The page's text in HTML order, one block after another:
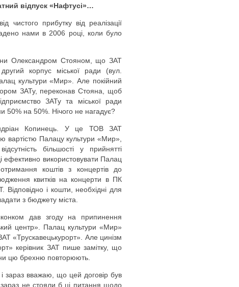
відпуск «Нафтусі»…
прибутку від реалізації
нами в 2006 році, коли було
Олександром Стояном, що ЗАТ
корпус міської ради (вул.
культури «Мир». Але покійний
ЗАТу, переконав Стояна, щоб
ЗАТу та міської ради
50% на 50%. Нічого не нагадує?
Копинець. У це ТОВ ЗАТ
вартістю Палацу культури «Мир»,
більшості у прийнятті
ефективно використовувати Палац
коштів з концертів до
квитків на концерти в ПК
і кошти, необхідні для
з бюджету міста.
дав згоду на припинення
центр». Палац культури «Мир»
«Трускавецькурорт». Але цинізм
керівник ЗАТ пише замітку, що
цю брехню повторюють.
зараз вважаю, що цей договір був
не стояли б ці питання щодо